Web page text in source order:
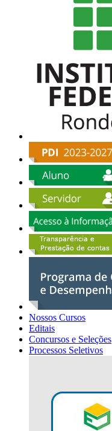
Nossos Cursos
Editais
Concursos e Seleções
Processos Seletivos